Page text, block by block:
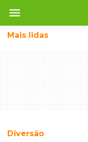
menu
Mais lidas
Diversão